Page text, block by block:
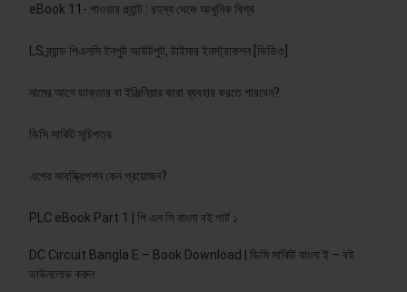
eBook 11- পাওয়ার প্ল্যান্ট : রহস্য থেকে আধুনিক বিশ্ব
LS ব্র্যান্ড পিএলসি ইনপুট আউটপুট, টাইমার ইনস্ট্রাকশন [ভিডিও]
নামের আগে ডাক্তার বা ইঞ্জিনিয়ার কারা ব্যবহার করতে পারবেন?
ডিসি সার্কিট সূচিপত্র
এপের সাবস্ক্রিপশন কেন প্রয়োজন?
PLC eBook Part 1 | পি এল সি বাংলা বই পার্ট ১
DC Circuit Bangla E – Book Download | ডিসি সার্কিট বাংলা ই – বই
ডাউনলোড করুন